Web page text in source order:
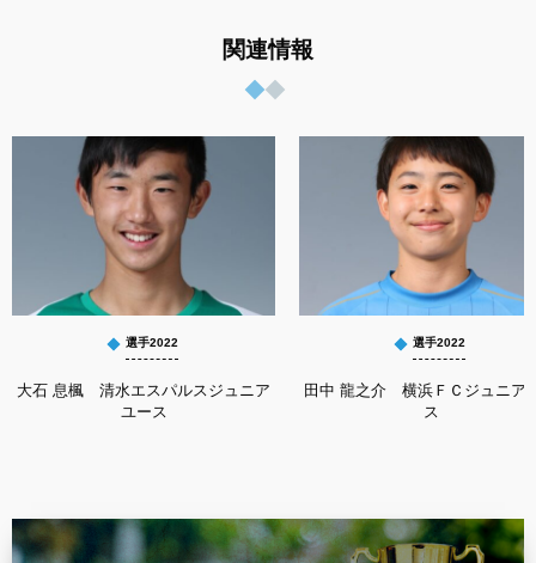
関連情報
選手2022
大石 息楓 清水エスパルスジュニア
ユース
選手2022
田中 龍之介 横浜ＦＣジュニア
ス